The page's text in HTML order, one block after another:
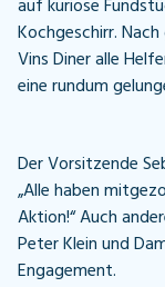
auf kuriose
Kochgeschirr.
Vins Diner alle
eine rundum
Der Vorsitzende
„Alle haben
Aktion!“ Auch
Peter Klein und
Engagement.